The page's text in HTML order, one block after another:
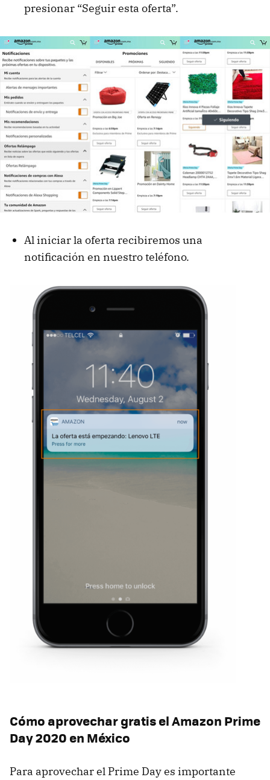
presionar “Seguir esta oferta”.
Al iniciar la oferta recibiremos una
notificación en nuestro teléfono.
Cómo aprovechar gratis el Amazon Prime
Day 2020 en México
Para aprovechar el Prime Day es importante